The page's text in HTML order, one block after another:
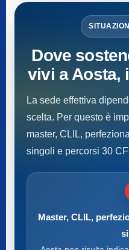
Dove
vivi a Aosta,
La sede effettiva
scelta. Per questo è
master, CLIL,
singoli e percorsi 30
Master, CLIL,